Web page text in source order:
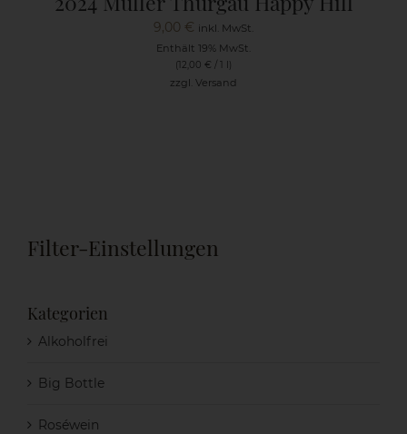
9,00 € inkl. MwSt.
Enthält 19% MwSt.
(12,00 € / 1 l)
zzgl. Versand
Filter-Einstellungen
Kategorien
Alkoholfrei
Big Bottle
Roséwein